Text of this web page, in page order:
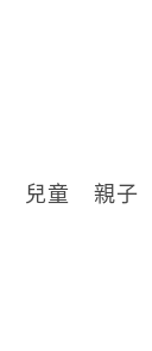
兒童 親子